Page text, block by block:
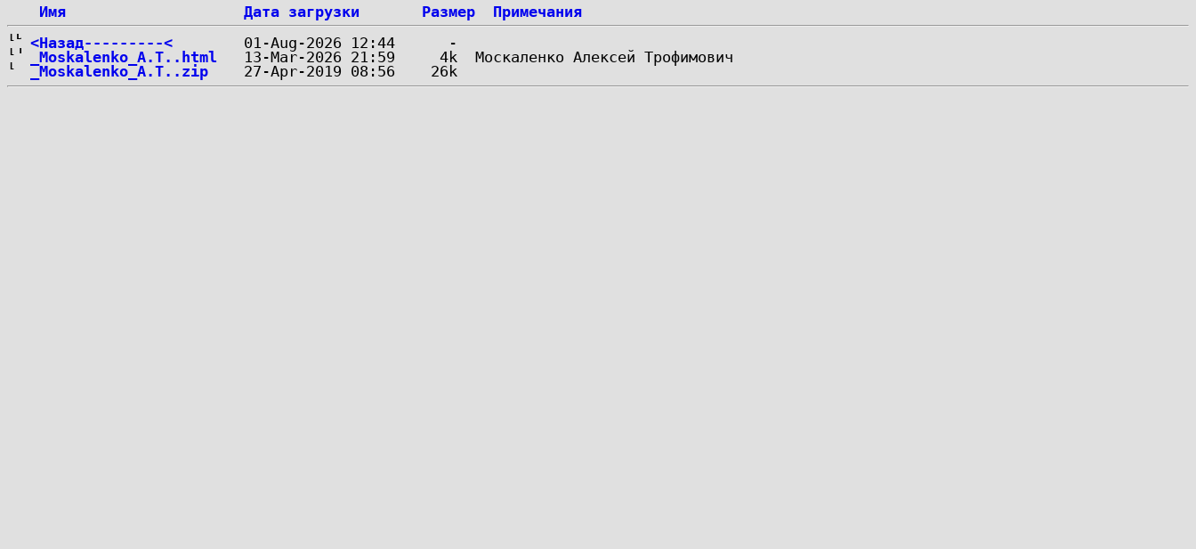
Имя Дата загрузки Размер
Примечания
<Назад---------<
_Moskalenko_A.T..html
_Moskalenko_A.T..zip